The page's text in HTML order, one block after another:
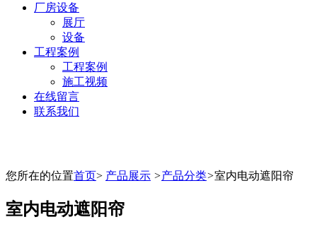
厂房设备
展厅
设备
工程案例
工程案例
施工视频
在线留言
联系我们
您所在的位置首页> 产品展示 >产品分类>室内电动遮阳帘
室内电动遮阳帘